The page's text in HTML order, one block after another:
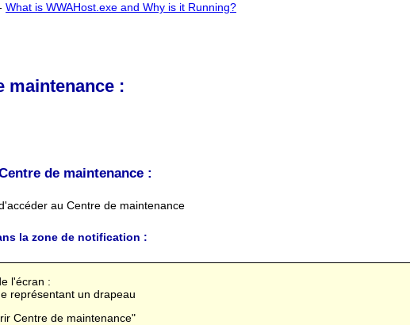
What is WWAHost.exe and Why is it Running?
maintenance :
de maintenance :
au Centre de maintenance
la zone de notification :
l'écran :
représentant un drapeau
Centre de maintenance"